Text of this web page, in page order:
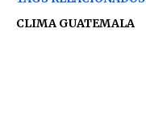
CLIMA GUATEMALA